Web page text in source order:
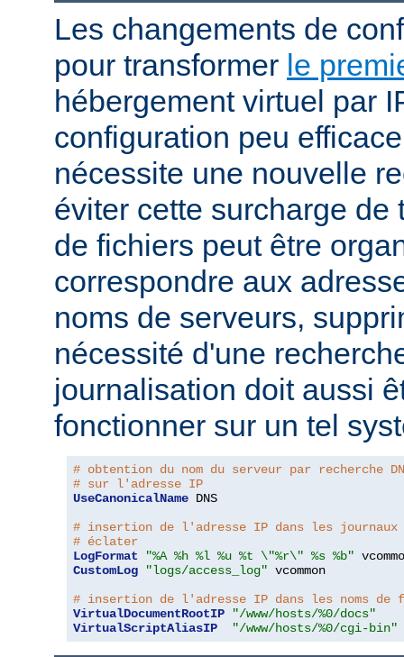
Les changements de
pour transformer le
hébergement virtuel par
configuration peu
nécessite une nouvelle
éviter cette surcharge de
de fichiers peut être
correspondre aux
noms de serveurs,
nécessité d'une
journalisation doit aussi
fonctionner sur un tel
# obtention du nom du serveur par recherche
# sur l'adresse IP
UseCanonicalName DNS
# insertion de l'adresse IP dans les
# éclater
LogFormat
"%A %h %l %u %t \"%r\" %s %b"
CustomLog
"logs/access_log" vcommon
# insertion de l'adresse IP dans les noms de
VirtualDocumentRootIP
"/www/hosts/%0/docs"
VirtualScriptAliasIP
"/www/hosts/%0/cgi-bin"